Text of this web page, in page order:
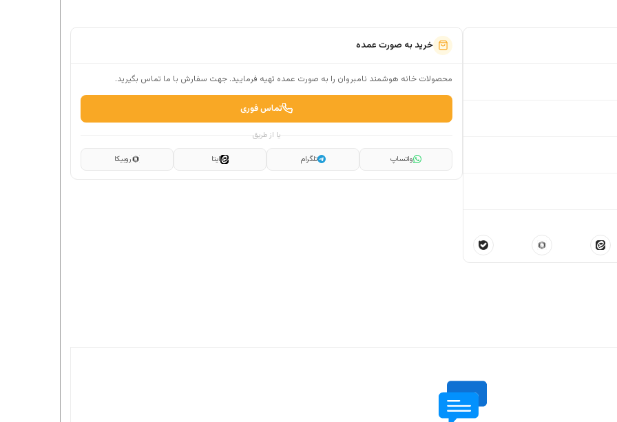
خرید به صورت عمده
محصولات خانه هوشمند نامبروان را به صورت عمده تهیه فرمایید. جهت سفارش با ما تماس بگیرید.
تماس فوری
یا از طریق
واتساپ تلگرام ایتا روبیکا